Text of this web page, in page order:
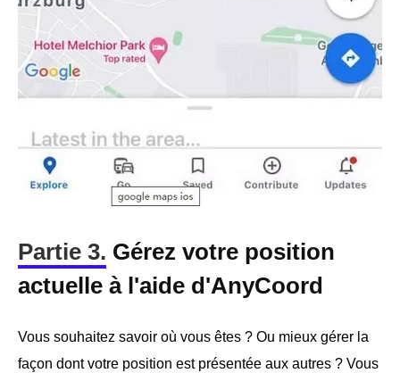
Partie 3. Gérez votre position
actuelle à l'aide d'AnyCoord
Vous souhaitez savoir où vous êtes ? Ou mieux gérer la
façon dont votre position est présentée aux autres ? Vous